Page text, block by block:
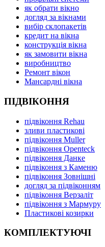
як обрати вікно
догляд за вікнами
вибір склопакетів
кредит на вікна
конструкція вікна
як замовити вікна
виробництво
Ремонт вікон
Мансардні вікна
ПІДВІКОННЯ
підвіконня Rehau
зливи пластикові
підвіконня Muller
підвіконня Openteck
підвіконня Данке
підвіконня з Каменю
підвіконня Зовнішні
догляд за підвіконням
підвіконня Верзаліт
підвіконня з Мармуру
Пластикові козирки
КОМПЛЕКТУЮЧІ